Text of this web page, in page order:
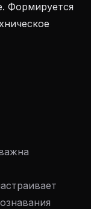
Формируется